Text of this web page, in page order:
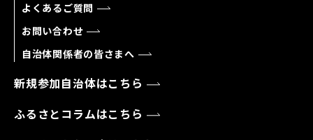
よくあるご質問
お問い合わせ
自治体関係者の皆さまへ
新規参加自治体はこちら
ふるさとコラムはこちら